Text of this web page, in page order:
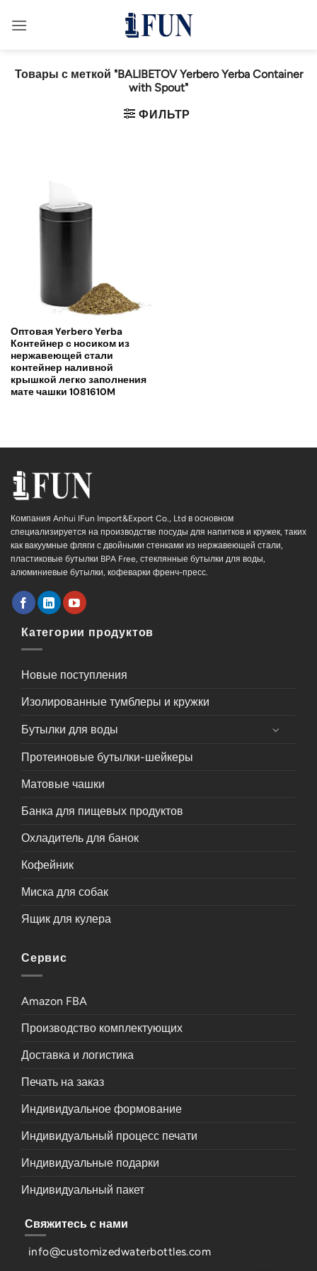
Товары с меткой "BALIBETOV Yerbero Yerba Container
with Spout"
ФИЛЬТР
Оптовая Yerbero Yerba
Контейнер с носиком из
нержавеющей стали
контейнер наливной
крышкой легко заполнения
мате чашки 1081610M
Компания Anhui IFun Import&Export Co., Ltd в основном
специализируется на производстве посуды для напитков и кружек, таких
как вакуумные фляги с двойными стенками из нержавеющей стали,
пластиковые бутылки BPA Free, стеклянные бутылки для воды,
алюминиевые бутылки, кофеварки френч-пресс.
Категории продуктов
Новые поступления
Изолированные тумблеры и кружки
Бутылки для воды
Протеиновые бутылки-шейкеры
Матовые чашки
Банка для пищевых продуктов
Охладитель для банок
Кофейник
Миска для собак
Ящик для кулера
Сервис
Amazon FBA
Производство комплектующих
Доставка и логистика
Печать на заказ
Индивидуальное формование
Индивидуальный процесс печати
Индивидуальные подарки
Индивидуальный пакет
Свяжитесь с нами
info@customizedwaterbottles.com